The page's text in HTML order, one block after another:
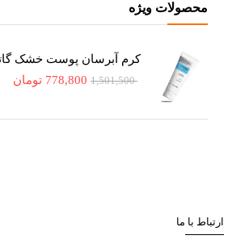
محصولات ویژه
کرم آبرسان پوست خشک گاتیو
1,501,500
778,800 تومان
ارتباط با ما